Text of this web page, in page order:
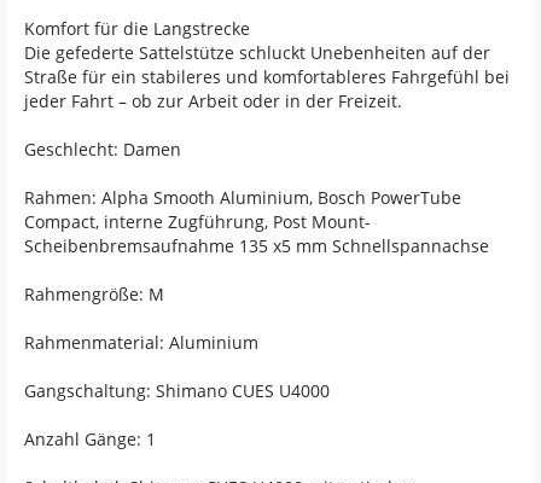
Komfort für die Langstrecke
Die gefederte Sattelstütze schluckt Unebenheiten auf der
Straße für ein stabileres und komfortableres Fahrgefühl bei
jeder Fahrt – ob zur Arbeit oder in der Freizeit.
Geschlecht: Damen
Rahmen: Alpha Smooth Aluminium, Bosch PowerTube
Compact, interne Zugführung, Post Mount-
Scheibenbremsaufnahme 135 x5 mm Schnellspannachse
Rahmengröße: M
Rahmenmaterial: Aluminium
Gangschaltung: Shimano CUES U4000
Anzahl Gänge: 1